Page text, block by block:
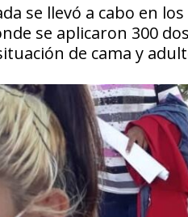
se llevó a cabo en
se aplicaron 300
de cama y